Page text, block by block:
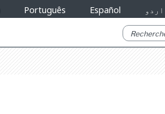
Português Español اردو